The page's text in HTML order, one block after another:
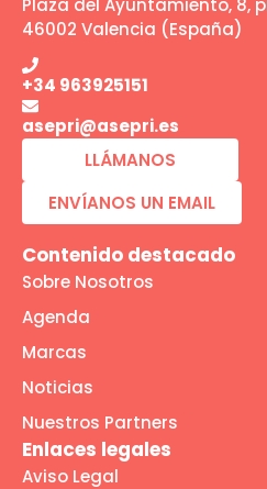
46002 Valencia (España)
+34 963925151
asepri@asepri.es
LLÁMANOS
ENVÍANOS UN EMAIL
Contenido destacado
Sobre Nosotros
Agenda
Marcas
Noticias
Nuestros Partners
Enlaces legales
Aviso Legal